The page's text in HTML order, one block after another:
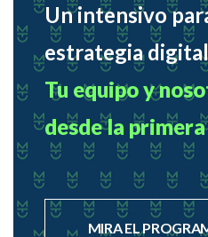
Un intensivo
estrategia digital
Tu equipo y
desde la
MIRA EL